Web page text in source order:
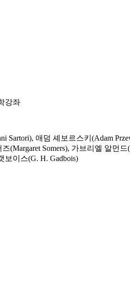
강좌
애덤 셰보르스키(Adam
(Margaret Somers), 가브리엘 알먼
보이스(G. H. Gadbois)